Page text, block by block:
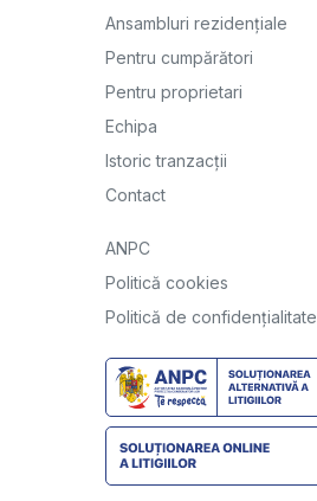
Ansambluri rezidențiale
Pentru cumpărători
Pentru proprietari
Echipa
Istoric tranzacții
Contact
ANPC
Politică cookies
Politică de confidențialitate